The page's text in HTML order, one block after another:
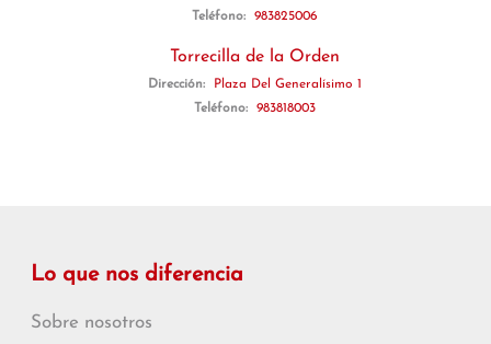
Teléfono:
983825006
Torrecilla de la Orden
Dirección:
Plaza Del Generalísimo 1
Teléfono:
983818003
Lo que nos diferencia
Sobre nosotros